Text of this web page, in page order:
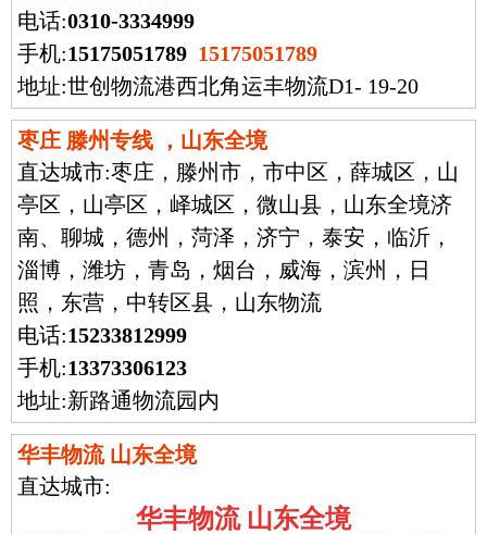
电话:0310-3334999
手机:15175051789 15175051789
地址:世创物流港西北角运丰物流D1- 19-20
枣庄 滕州专线 ，山东全境
直达城市:枣庄，滕州市，市中区，薛城区，山
亭区，山亭区，峄城区，微山县，山东全境济
南、聊城，德州，菏泽，济宁，泰安，临沂，
淄博，潍坊，青岛，烟台，威海，滨州，日
照，东营，中转区县，山东物流
电话:15233812999
手机:13373306123
地址:新路通物流园内
华丰物流 山东全境
直达城市:
华丰物流 山东全境